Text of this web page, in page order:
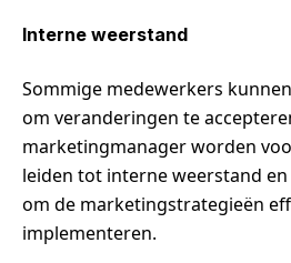
Interne weerstand
Sommige medewerkers
om veranderingen te
marketingmanager worden
leiden tot interne weerstand
om de marketingstrategieën
implementeren.